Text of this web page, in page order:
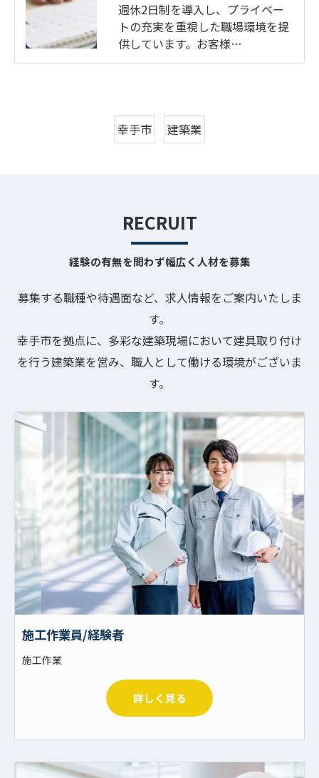
週休2日制を導入し、プライベー
トの充実を重視した職場環境を提
供しています。お客様…
幸手市 建築業
経験の有無を問わず幅広く人材を募集
RECRUIT
募集する職種や待遇面など、求人情報をご案内いたしま
す。
幸手市を拠点に、多彩な建築現場において建具取り付け
を行う建築業を営み、職人として働ける環境がございま
す。
施工作業員/経験者
施工作業
詳しく見る